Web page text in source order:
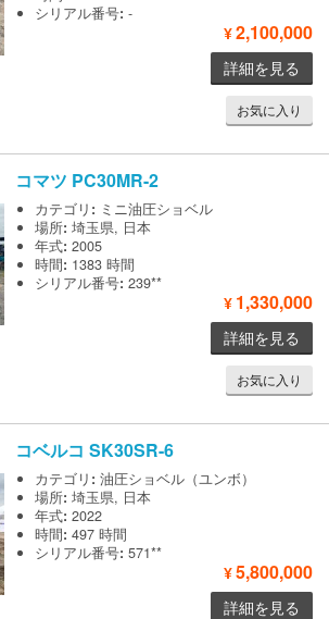
シリアル番号:-
¥2,100,000
詳細を見る
お気に入り
コマツ PC30MR-2
カテゴリ : ミニ油圧ショベル
場所:埼玉県, 日本
年式:2005
時間: 1383 時間
シリアル番号:239**
¥ 1,330,000
詳細を見る
お気に入り
コベルコSK30SR-6
カテゴリ :油圧ショベル（ユンボ）
場所:埼玉県, 日本
年式:2022
時間:497 時間
シリアル番号:571**
¥5,800,000
詳細を見る